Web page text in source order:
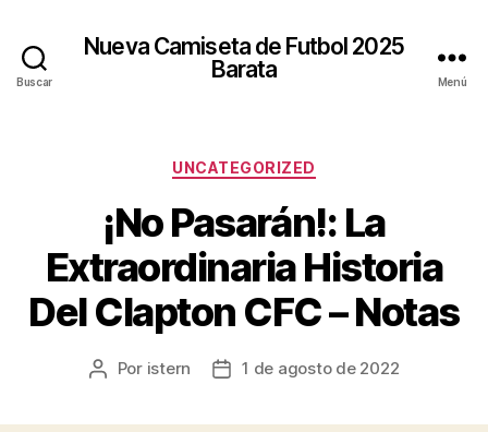
Buscar
Nueva Camiseta de Futbol 2025
Barata
Menú
Categorías
UNCATEGORIZED
¡No Pasarán!: La
Extraordinaria Historia
Del Clapton CFC – Notas
Autor
Por istern
Fecha1 de agosto de 2022